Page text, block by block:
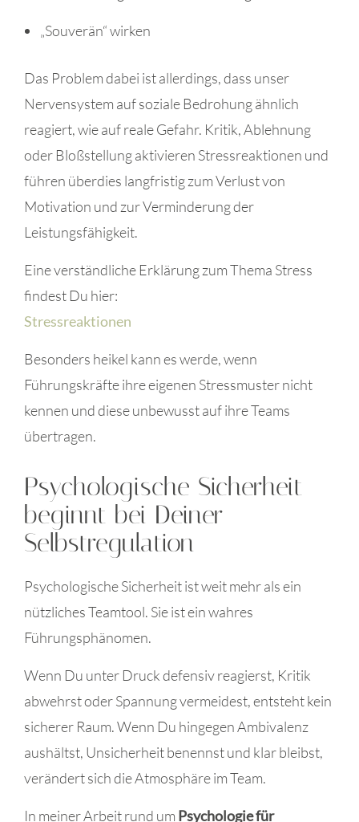
„Souverän“ wirken
Das Problem dabei ist allerdings, dass unser
Nervensystem auf soziale Bedrohung ähnlich
reagiert, wie auf reale Gefahr. Kritik, Ablehnung
oder Bloßstellung aktivieren Stressreaktionen und
führen überdies langfristig zum Verlust von
Motivation und zur Verminderung der
Leistungsfähigkeit.
Eine verständliche Erklärung zum Thema Stress
findest Du hier:
Stressreaktionen
Besonders heikel kann es werde, wenn
Führungskräfte ihre eigenen Stressmuster nicht
kennen und diese unbewusst auf ihre Teams
übertragen.
Psychologische Sicherheit
beginnt bei Deiner
Selbstregulation
Psychologische Sicherheit ist weit mehr als ein
nützliches Teamtool. Sie ist ein wahres
Führungsphänomen.
Wenn Du unter Druck defensiv reagierst, Kritik
abwehrst oder Spannung vermeidest, entsteht kein
sicherer Raum. Wenn Du hingegen Ambivalenz
aushältst, Unsicherheit benennst und klar bleibst,
verändert sich die Atmosphäre im Team.
In meiner Arbeit rund um Psychologie für